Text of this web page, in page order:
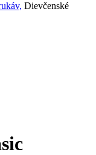
Dievčenské